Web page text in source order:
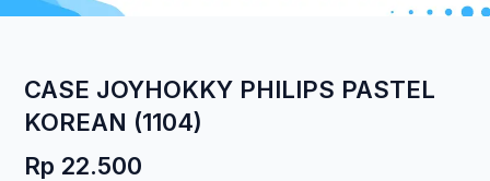
CASE JOYHOKKY PHILIPS PASTEL
KOREAN (1104)
Rp 22.500